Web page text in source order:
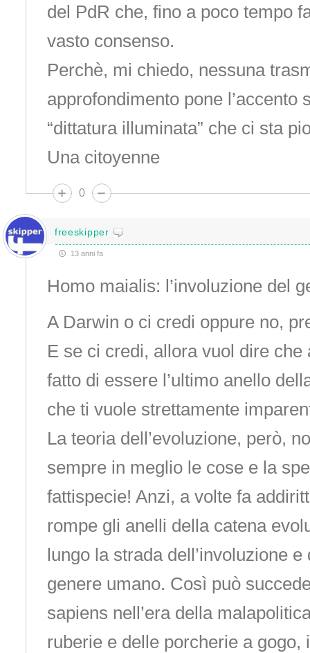
del PdR che, fino a poco tempo
vasto consenso.
Perchè, mi chiedo, nessuna
approfondimento pone l’accento
“dittatura illuminata” che ci sta
Una citoyenne
0
freeskipper
13 anni fa
Homo maialis: l’involuzione del
A Darwin o ci credi oppure no,
E se ci credi, allora vuol dire che
fatto di essere l’ultimo anello
che ti vuole strettamente
La teoria dell’evoluzione, però,
sempre in meglio le cose e la
fattispecie! Anzi, a volte fa
rompe gli anelli della catena
lungo la strada dell’involuzione
genere umano. Così può
sapiens nell’era della
ruberie e delle porcherie a gogo,